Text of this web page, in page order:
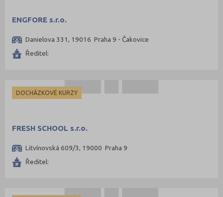
ENGFORE s.r.o.
Danielova 331, 19016 Praha 9 - Čakovice
Ředitel:
DOCHÁZKOVÉ KURZY
FRESH SCHOOL s.r.o.
Litvínovská 609/3, 19000 Praha 9
Ředitel: